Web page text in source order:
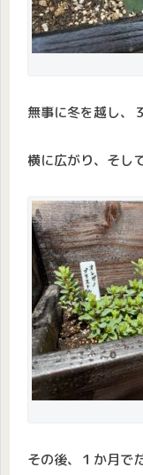
無事に冬を越し、
横に広がり、そし
その後、１か月で